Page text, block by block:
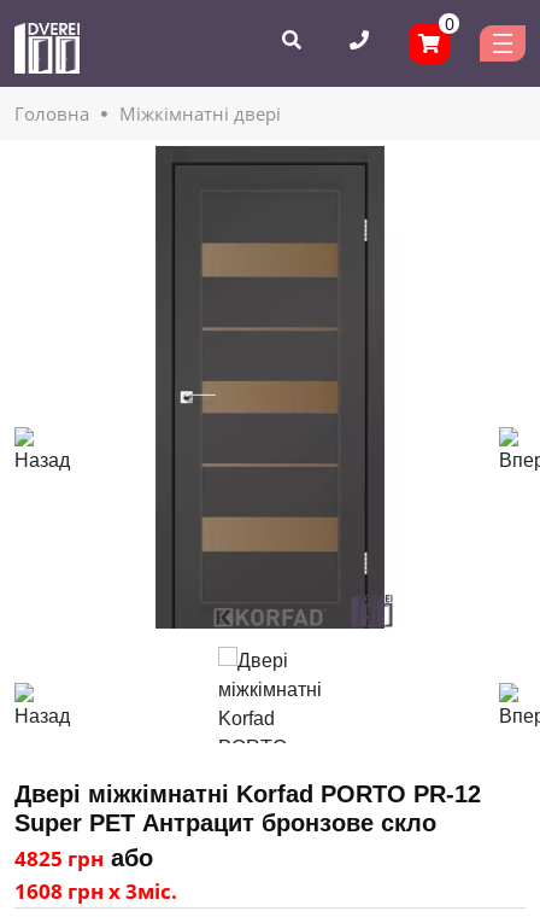
0
Головнa Міжкімнатні двері
Двері міжкімнатні Korfad PORTO PR-12
Super PET Антрацит бронзове скло
4825 грн або
1608 грн х 3міс.